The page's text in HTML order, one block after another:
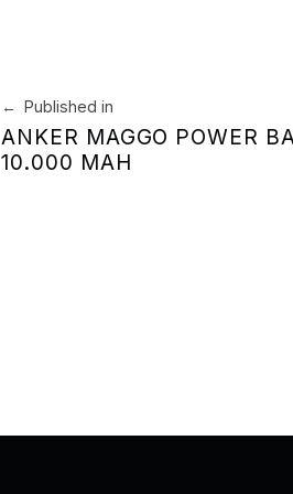
Navegación de entradas
Published in
ANKER MAGGO POWER
10.000 MAH